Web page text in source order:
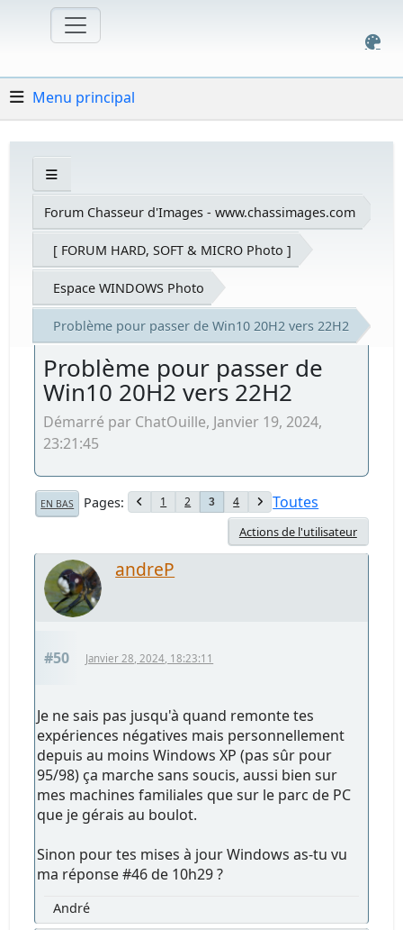
Menu principal
Forum Chasseur d'Images - www.chassimages.com
[ FORUM HARD, SOFT & MICRO Photo ]
Espace WINDOWS Photo
Problème pour passer de Win10 20H2 vers 22H2
Problème pour passer de
Win10 20H2 vers 22H2
Démarré par ChatOuille, Janvier 19, 2024,
23:21:45
EN BAS Pages 1 2 3 4 Toutes
Actions de l'utilisateur
andreP
#50 Janvier 28, 2024, 18:23:11
Je ne sais pas jusqu'à quand remonte tes
expériences négatives mais personnellement
depuis au moins Windows XP (pas sûr pour
95/98) ça marche sans soucis, aussi bien sur
mes machines familiales que sur le parc de PC
que je gérais au boulot.
Sinon pour tes mises à jour Windows as-tu vu
ma réponse #46 de 10h29 ?
André